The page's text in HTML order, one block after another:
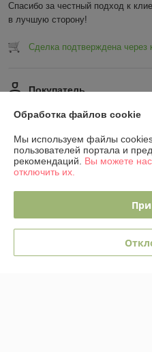
Спасибо за честный подход к
в лучшую сторону!
Сделка подтверждена через
Покупатель
Отлично
Сделка подтверждена через
О нас
Обработка файлов cookie
Мы используем файлы
пользователей портала и
рекомендаций. Вы можете
отключить их.